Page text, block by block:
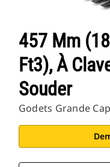
457 Mm
Ft3), À
Souder
Godets Grande